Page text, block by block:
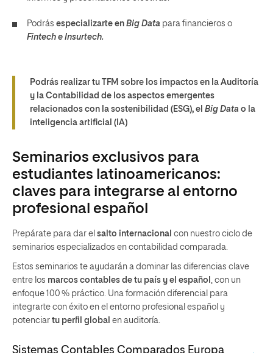
Podrás especializarte en Big Data para financieros o
Fintech e Insurtech.
Podrás realizar tu TFM sobre los impactos en la Auditoría
y la Contabilidad de los aspectos emergentes
relacionados con la sostenibilidad (ESG), el Big Data o la
inteligencia artificial (IA)
Seminarios exclusivos para
estudiantes latinoamericanos:
claves para integrarse al entorno
profesional español
Prepárate para dar el salto internacional con nuestro ciclo de
seminarios especializados en contabilidad comparada.
Estos seminarios te ayudarán a dominar las diferencias clave
entre los marcos contables de tu país y el español , con un
enfoque 100 % práctico. Una formación diferencial para
integrarte con éxito en el entorno profesional español y
potenciar tu perfil global en auditoría.
Sistemas Contables Comparados Europa